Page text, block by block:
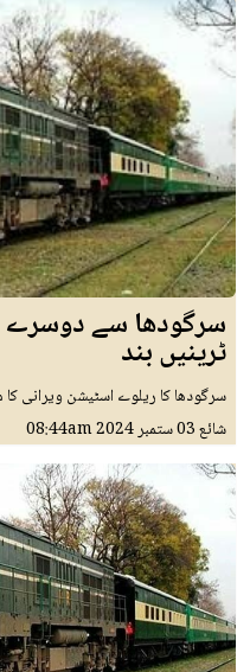
سرگودھا سے دوسرے
ٹرینیں بند
سرگودھا کا ریلوے اسٹیشن ویرانی کا
شائع03 ستمبر 2024 08:44am